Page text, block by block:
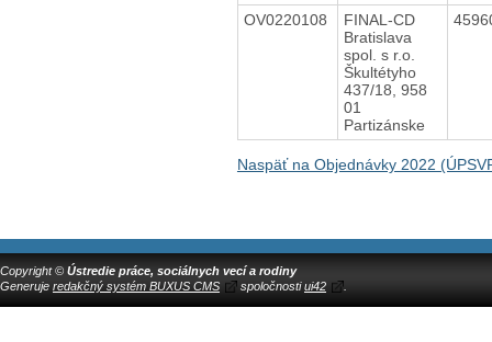
OV0220108
FINAL-CD
Bratislava
spol. s r.o.
Škultétyho
437/18, 958
01
Partizánske
Naspäť na Objednávky 2022
Copyright © Ústredie práce, sociálnych vecí a rodiny
Generuje redakčný systém BUXUS CMS spoločnostiui42